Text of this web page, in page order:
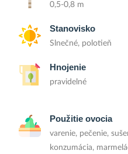
0,5-0,8 m
Stanovisko
Slnečné, polotieň
Hnojenie
pravidelné
Použitie ovocia
varenie, pečenie,
konzumácia,